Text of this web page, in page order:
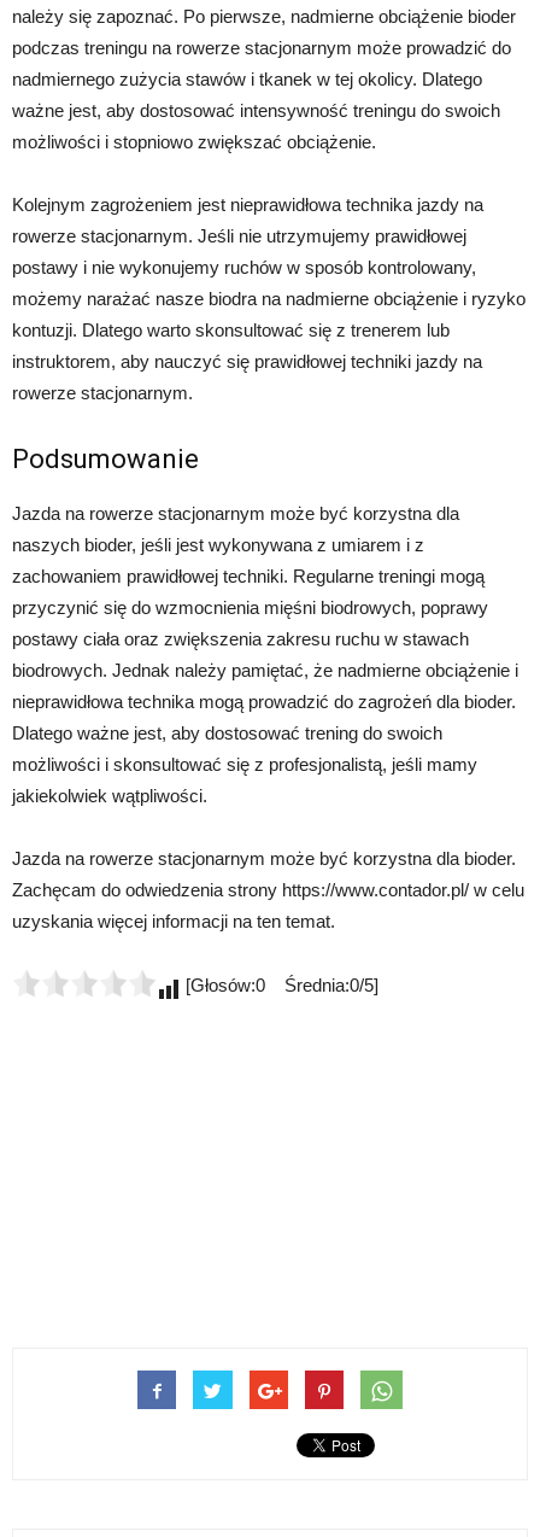
należy się zapoznać. Po pierwsze, nadmierne obciążenie bioder
podczas treningu na rowerze stacjonarnym może prowadzić do
nadmiernego zużycia stawów i tkanek w tej okolicy. Dlatego
ważne jest, aby dostosować intensywność treningu do swoich
możliwości i stopniowo zwiększać obciążenie.
Kolejnym zagrożeniem jest nieprawidłowa technika jazdy na
rowerze stacjonarnym. Jeśli nie utrzymujemy prawidłowej
postawy i nie wykonujemy ruchów w sposób kontrolowany,
możemy narażać nasze biodra na nadmierne obciążenie i ryzyko
kontuzji. Dlatego warto skonsultować się z trenerem lub
instruktorem, aby nauczyć się prawidłowej techniki jazdy na
rowerze stacjonarnym.
Podsumowanie
Jazda na rowerze stacjonarnym może być korzystna dla
naszych bioder, jeśli jest wykonywana z umiarem i z
zachowaniem prawidłowej techniki. Regularne treningi mogą
przyczynić się do wzmocnienia mięśni biodrowych, poprawy
postawy ciała oraz zwiększenia zakresu ruchu w stawach
biodrowych. Jednak należy pamiętać, że nadmierne obciążenie i
nieprawidłowa technika mogą prowadzić do zagrożeń dla bioder.
Dlatego ważne jest, aby dostosować trening do swoich
możliwości i skonsultować się z profesjonalistą, jeśli mamy
jakiekolwiek wątpliwości.
Jazda na rowerze stacjonarnym może być korzystna dla bioder.
Zachęcam do odwiedzenia strony https://www.contador.pl/ w celu
uzyskania więcej informacji na ten temat.
[Głosów:0 Średnia:0/5]